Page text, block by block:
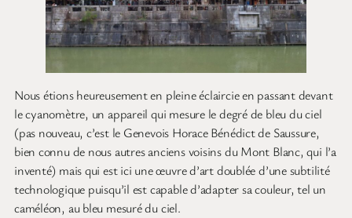
Nous étions heureusement en pleine éclaircie en passant devant
le cyanomètre, un appareil qui mesure le degré de bleu du ciel
(pas nouveau, c’est le Genevois Horace Bénédict de Saussure,
bien connu de nous autres anciens voisins du Mont Blanc, qui l’a
inventé) mais qui est ici une œuvre d’art doublée d’une subtilité
technologique puisqu’il est capable d’adapter sa couleur, tel un
caméléon, au bleu mesuré du ciel.